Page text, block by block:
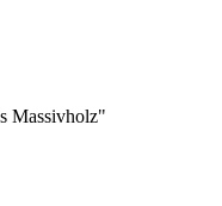
Massivholz"